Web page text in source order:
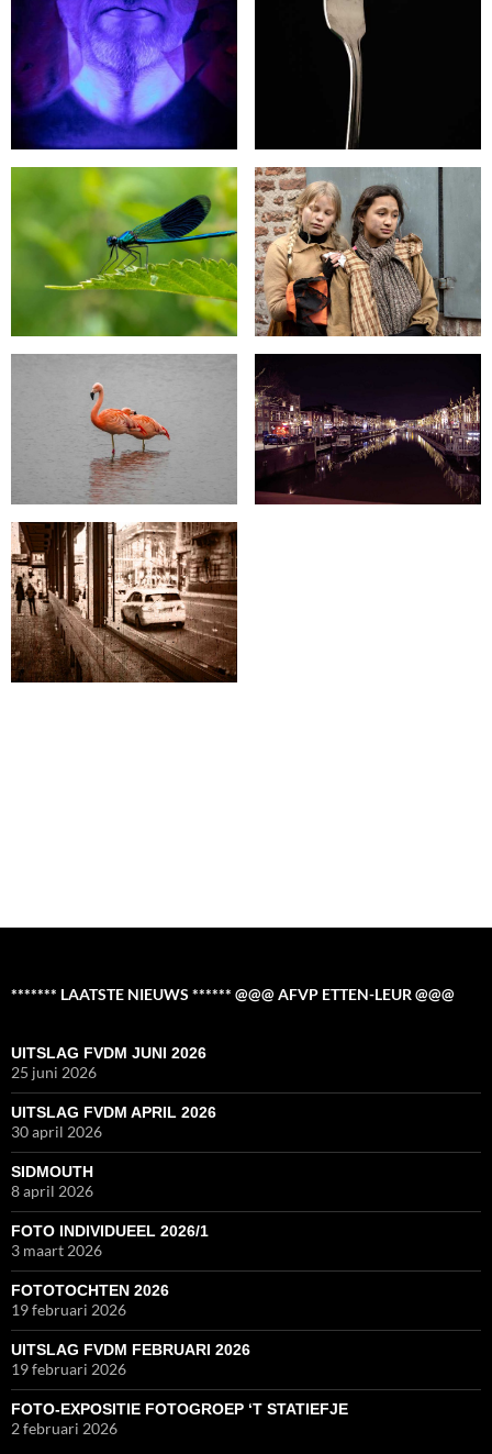
******* LAATSTE NIEUWS ****** @@@ AFVP ETTEN-LEUR @@@
UITSLAG FVDM JUNI 2026
25 juni 2026
UITSLAG FVDM APRIL 2026
30 april 2026
SIDMOUTH
8 april 2026
FOTO INDIVIDUEEL 2026/1
3 maart 2026
FOTOTOCHTEN 2026
19 februari 2026
UITSLAG FVDM FEBRUARI 2026
19 februari 2026
FOTO-EXPOSITIE FOTOGROEP ‘T STATIEFJE
2 februari 2026